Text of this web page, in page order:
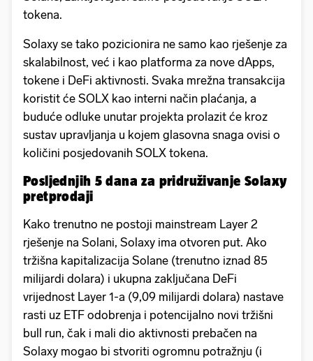
tokena.
Solaxy se tako pozicionira ne samo kao rješenje za
skalabilnost, već i kao platforma za nove dApps,
tokene i DeFi aktivnosti. Svaka mrežna transakcija
koristit će SOLX kao interni način plaćanja, a
buduće odluke unutar projekta prolazit će kroz
sustav upravljanja u kojem glasovna snaga ovisi o
količini posjedovanih SOLX tokena.
Posljednjih 5 dana za pridruživanje Solaxy
pretprodaji
Kako trenutno ne postoji mainstream Layer 2
rješenje na Solani, Solaxy ima otvoren put. Ako
tržišna kapitalizacija Solane (trenutno iznad 85
milijardi dolara) i ukupna zaključana DeFi
vrijednost Layer 1-a (9,09 milijardi dolara) nastave
rasti uz ETF odobrenja i potencijalno novi tržišni
bull run, čak i mali dio aktivnosti prebačen na
Solaxy mogao bi stvoriti ogromnu potražnju (i